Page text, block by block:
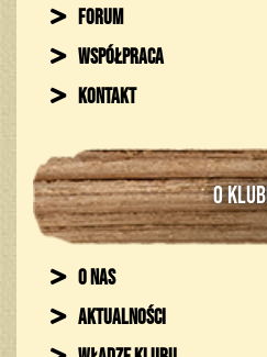
Forum
Współpraca
Kontakt
O
O nas
Aktualności